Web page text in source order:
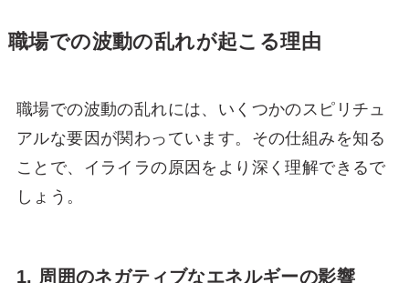
職場での波動の乱れが起こる理由
職場での波動の乱れには、いくつかのスピリチュ
アルな要因が関わっています。その仕組みを知る
ことで、イライラの原因をより深く理解できるで
しょう。
1. 周囲のネガティブなエネルギーの影響